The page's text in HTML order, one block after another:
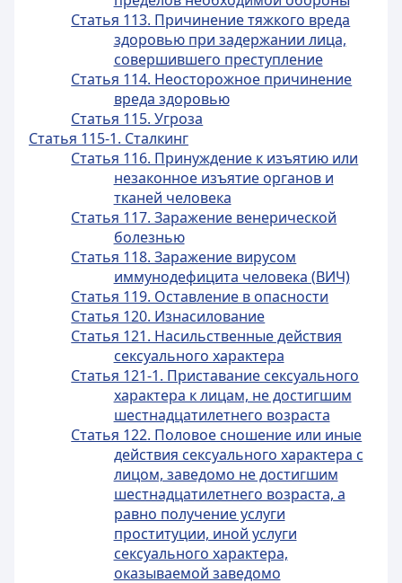
Статья 113. Причинение тяжкого вреда
здоровью при задержании лица,
совершившего преступление
Статья 114. Неосторожное причинение
вреда здоровью
Статья 115. Угроза
Статья 115-1. Сталкинг
Статья 116. Принуждение к изъятию или
незаконное изъятие органов и
тканей человека
Статья 117. Заражение венерической
болезнью
Статья 118. Заражение вирусом
иммунодефицита человека (ВИЧ)
Статья 119. Оставление в опасности
Статья 120. Изнасилование
Статья 121. Насильственные действия
сексуального характера
Статья 121-1. Приставание сексуального
характера к лицам, не достигшим
шестнадцатилетнего возраста
Статья 122. Половое сношение или иные
действия сексуального характера с
лицом, заведомо не достигшим
шестнадцатилетнего возраста, а
равно получение услуги
проституции, иной услуги
сексуального характера,
оказываемой заведомо